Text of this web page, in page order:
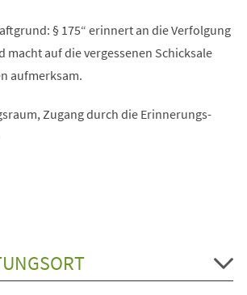
§ 175“ erinnert an die Verfolgung
macht auf die vergessenen Schicksale
aufmerksam.
Zugang durch die Erinnerungs-